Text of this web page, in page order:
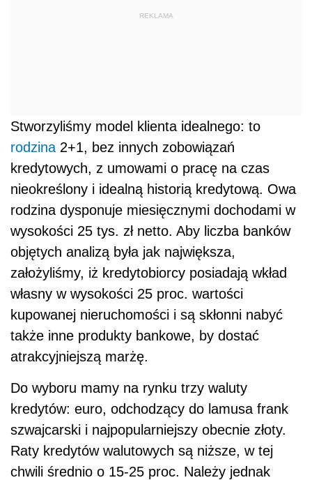
REKLAMA
Stworzyliśmy model klienta idealnego: to
rodzina 2+1, bez innych zobowiązań
kredytowych, z umowami o pracę na czas
nieokreślony i idealną historią kredytową. Owa
rodzina dysponuje miesięcznymi dochodami w
wysokości 25 tys. zł netto. Aby liczba banków
objętych analizą była jak największa,
założyliśmy, iż kredytobiorcy posiadają wkład
własny w wysokości 25 proc. wartości
kupowanej nieruchomości i są skłonni nabyć
także inne produkty bankowe, by dostać
atrakcyjniejszą marżę.
Do wyboru mamy na rynku trzy waluty
kredytów: euro, odchodzący do lamusa frank
szwajcarski i najpopularniejszy obecnie złoty.
Raty kredytów walutowych są niższe, w tej
chwili średnio o 15-25 proc. Należy jednak